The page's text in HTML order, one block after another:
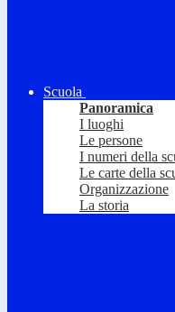
Scuola
Panoramica
I luoghi
Le persone
I numeri della
Le carte della
Organizzazione
La storia